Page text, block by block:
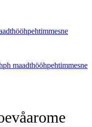
maadthööhpehtimmesne